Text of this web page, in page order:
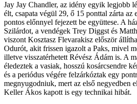
Jay Jay Chandler, az idény egyik legjobb
élt, csapata végül 29, ő 15 ponttal zárta az
pontos előnnyel fejezett be együttese. A
Szilárdot, a vendégek Trey Diggst és
viszont Kosztasz Flevarakisz először
Odurót, akit frissen igazolt a Paks, mivel
illetve visszatérhetett Révész Ádám is. A
éledeztek a vasiak, hosszú kosárcsendre
és a periódus végére felzárkóztak egy
megnyugodniuk, mert az első negyedben
Keller Ákos kapott is egy technikai hibát.